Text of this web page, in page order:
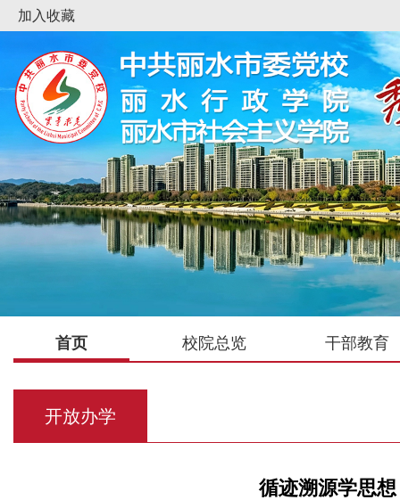
加入收藏
首页 校院总览 干部教育
开放办学
循迹溯源学思